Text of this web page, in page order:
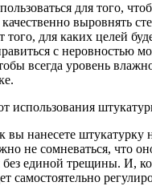
для того,
выровнять
того, для каких целей
с неровностью
всегда уровень
использования
вы нанесете штукатурку
не сомневаться, что
единой трещины. И,
самостоятельно